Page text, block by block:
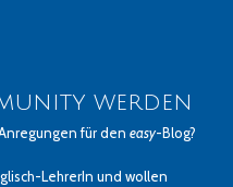
werden
für deneasy-Blog?
LehrerIn und wollen